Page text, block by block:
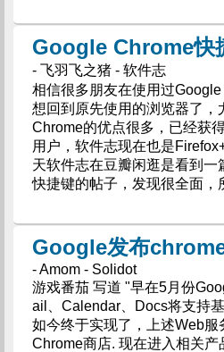
Google Chrome快
- 飞羽飞之猪 - 软件志
相信很多朋友在使用过
想回到原先使用的浏览器了，
Chrome的优点很多，已经获
用户，软件志现在也是
天软件志在豆瓣闲逛是看到一
快捷键的帖子，发现很全面，
Google发布
- Amom - Solidot
游戏番茄 写道 "早在5月份
ail、Calendar、Docs将支持
如今终于实现了，上述Web服
Chrome商店. 现在进入相关